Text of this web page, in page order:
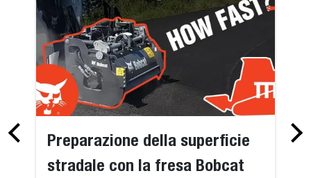
Preparazione della superficie
stradale con la fresa Bobcat